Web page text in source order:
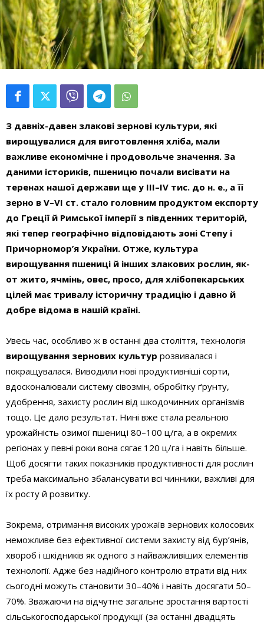
З давніх-давен злакові зернові культури, які
вирощувалися для виготовлення хліба, мали
важливе економічне і продовольче значення. За
даними істориків, пшеницю почали висівати на
теренах нашої держави ще у ІІІ–ІV тис. до н. е., а її
зерно в V–VI ст. стало головним продуктом експорту
до Греції й Римської імперії з південних територій,
які тепер географічно відповідають зоні Степу і
Причорномор’я України. Отже, культура
вирощування пшениці й інших злакових рослин, як-
от жито, ячмінь, овес, просо, для хлібопекарських
цілей має тривалу історичну традицію і давно й
добре відома в нашій країні.
Увесь час, особливо ж в останні два століття, технологія
вирощування зернових культур розвивалася і
покращувалася. Виводили нові продуктивніші сорти,
вдосконалювали систему сівозмін, обробітку ґрунту,
удобрення, захисту рослин від шкодочинних організмів
тощо. Це дало результат. Нині вже стала реальною
урожайність озимої пшениці 80–100 ц/га, а в окремих
регіонах у певні роки вона сягає 120 ц/га і навіть більше.
Щоб досягти таких показників продуктивності для рослин
треба максимально збалансувати всі чинники, важливі для
їх росту й розвитку.
Зокрема, отримання високих урожаїв зернових колосових
неможливе без ефективної системи захисту від бур’янів,
хвороб і шкідників як одного з найважливіших елементів
технології. Адже без надійного контролю втрати від них
сьогодні можуть становити 30–40% і навіть досягати 50–
70%. Зважаючи на відчутне загальне зростання вартості
сільськогосподарської продукції (за останні двадцять